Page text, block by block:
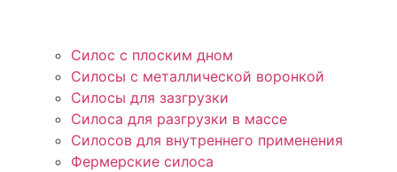
Силос с плоским дном
Силосы с металлической воронкой
Силосы для зазгрузки
Силоса для разгрузки в массе
Силосов для внутреннего применения
Фермерские силоса